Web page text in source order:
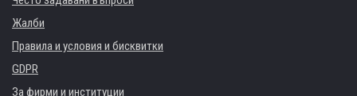
Жалби
Правила и условия и бисквитки
GDPR
За фирми и институции